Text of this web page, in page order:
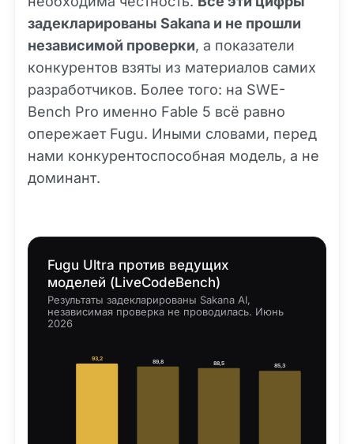
задекларированы Sakana и не прошли
независимой проверки, а показатели
конкурентов взяты из материалов самих
разработчиков. Более того: на SWE-
Bench Pro именно Fable 5 всё равно
опережает Fugu. Иными словами, перед
нами конкурентоспособная модель, а не
доминант.
Fugu Ultra против ведущих
моделей (LiveCodeBench)
Результаты задекларированы Sakana AI,
независимая проверка не проводилась. Июнь
2026
93,2 89,8 88,5 85,3